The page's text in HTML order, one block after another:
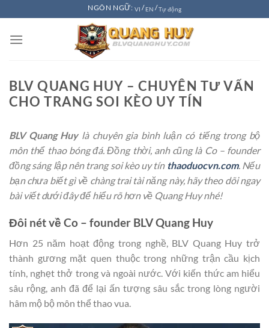
nội
NGÔN NGỮ: VI / EN / Tự động
BLV QUANG HUY – CHUYÊN TƯ VẤN
CHO TRANG SOI KÈO UY TÍN
BLV Quang Huylà chuyên gia bình luận có tiếng trong bộ
môn thể thao bóng đá. Đồng thời, anh cũng là Co – founder
đồng sáng lập nên trang soi kèo uy tín thaoduocvn.com. Nếu
bạn chưa biết gì về chàng trai tài năng này, hãy theo dõi ngay
bài viết dưới đây để hiểu rõ hơn về Quang Huy nhé!
Đôi nét về Co – founder BLV Quang Huy
Hơn 25 năm hoạt động trong nghề, BLV Quang Huy trở
thành gương mặt quen thuộc trong những trận cầu kịch
tính, nghẹt thở trong và ngoài nước. Với kiến thức am hiểu
sâu rộng, anh đã để lại ấn tượng sâu sắc trong lòng người
hâm mộ bộ môn thể thao vua.